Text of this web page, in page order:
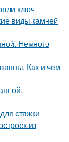
ключ
виды камней
Немного
Как и чем
стяжки
из